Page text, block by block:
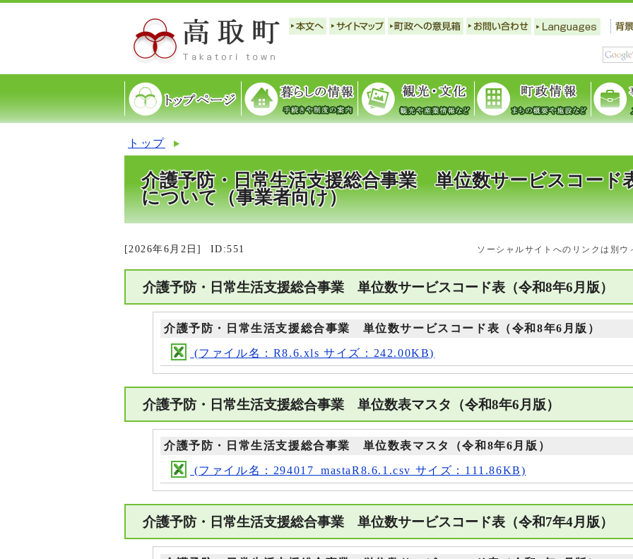
トップ
介護予防・日常生活支援総合事業 単位数サービスコード
について（事業者向け）
[2026年6月2日] ID:551 ソーシャルサイトへのリンクは別ウ
介護予防・日常生活支援総合事業 単位数サービスコード表（令和8年6月版
介護予防・日常生活支援総合事業 単位数サービスコード表（令和8年6月版）
(ファイル名：R8.6.xls サイズ：242.00KB)
介護予防・日常生活支援総合事業 単位数表マスタ（令和8年6月版）
介護予防・日常生活支援総合事業 単位数表マスタ（令和8年6月版）
(ファイル名：294017_mastaR8.6.1.csv サイズ：111.86KB)
介護予防・日常生活支援総合事業 単位数サービスコード表（令和7年4月版